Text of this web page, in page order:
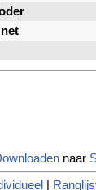
naar